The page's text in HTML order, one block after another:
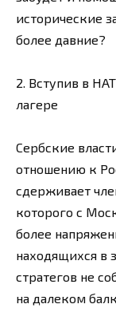
исторические
более давние?
2. Вступив в
лагере
Сербские
отношению к
сдерживает
которого с
более
находящихся в
стратегов не
на далеком